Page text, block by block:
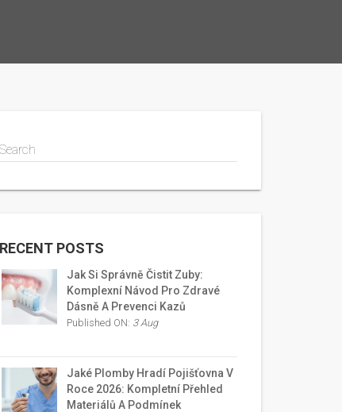
Search
RECENT POSTS
Jak Si Správně Čistit Zuby:
Komplexní Návod Pro Zdravé
Dásně A Prevenci Kazů
Published ON: 3 Aug
Jaké Plomby Hradí Pojišťovna V
Roce 2026: Kompletní Přehled
Materiálů A Podmínek